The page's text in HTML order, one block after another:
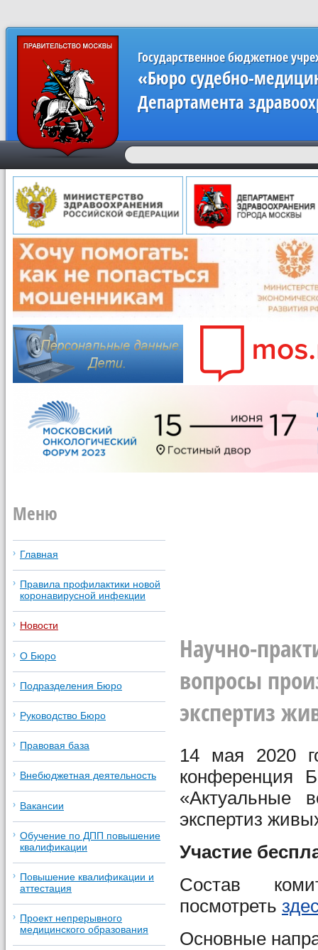
Государственное бюджетное
«Бюро судебно-
Департамента
Научно-
вопросы
экспертиз
14 мая 2020
конференция
«Актуальные
экспертиз
Участие
Состав
посмотреть
Основные
Меню
Главная
Правила профилактики новой
коронавирусной инфекции
Новости
О Бюро
Подразделения Бюро
Руководство Бюро
Правовая база
Внебюджетная деятельность
Вакансии
Обучение по ДПП повышение
квалификации
Повышение квалификации и
аттестация
Проект непрерывного
медицинского образования